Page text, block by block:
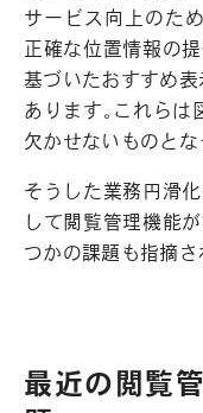
サービス向上のた
正確な位置情報の
基づいたおすすめ
あります。これら
欠かせないものとな
そうした業務円滑
して閲覧管理機能
つかの課題も指摘さ
最近の閲覧